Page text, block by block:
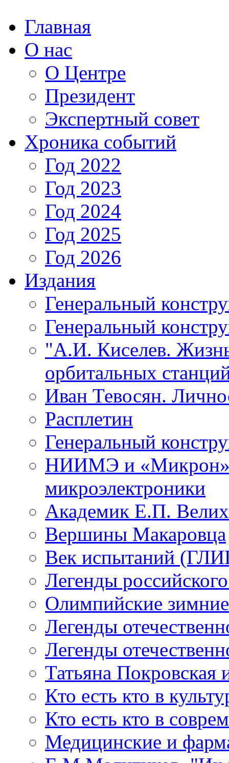
Главная
О нас
О Центре
Президент
Экспертный совет
Хроника событий
Год 2022
Год 2023
Год 2024
Год 2025
Год 2026
Издания
Генеральный
Генеральный
"А.И. Киселев.
орбитальных
Иван Тевосян.
Расплетин
Генеральный
НИИМЭ и «Микрон»
микроэлектроники
Академик Е.П.
Вершины Макаровца
Век испытаний
Легенды
Олимпийские
Легенды
Легенды
Татьяна Покровская
Кто есть кто в
Кто есть кто в
Медицинские и